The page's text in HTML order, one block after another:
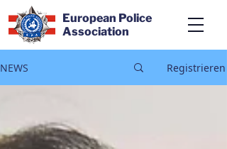
European Police
Association
NEWS Registrieren